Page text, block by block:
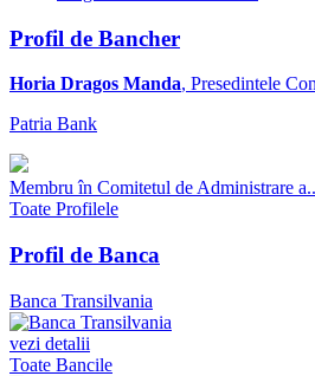
Profil de Bancher
Horia Dragos Manda, Presedintele
Patria Bank
Membru în Comitetul de Administrare
Toate Profilele
Profil de Banca
Banca Transilvania
vezi detalii
Toate Bancile